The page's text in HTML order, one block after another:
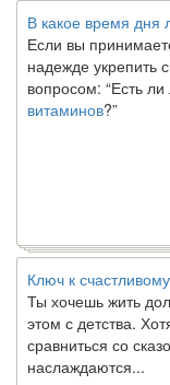
В какое время дня
Если вы
надежде укрепить
вопросом: “Есть
витаминов ?”
Ключ к счастливому
Ты хочешь жить
этом с детства.
сравниться со
наслаждаются...